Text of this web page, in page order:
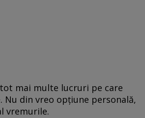
mai multe lucruri pe care
Nu din vreo opțiune personală,
vremurile.